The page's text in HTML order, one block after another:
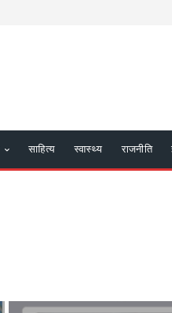
साहित्य स्वास्थ्य राजनीति